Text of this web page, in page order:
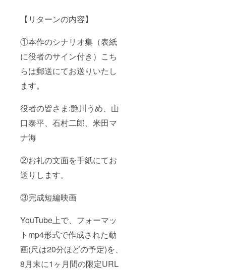
【リターンの内容】
①本作のシナリオ集（表紙
に役者のサイン付き）こち
らは郵送にてお送りいたし
ます。
役者の皆さま:艶川うめ、山
口泰平、石村二郎、米田マ
ナ海
②お礼の文面を手紙にてお
送りします。
③完成短編映画
YouTube上で、フォーマッ
トmp4形式で作成された動
画(尺は20分ほどの予定)を、
8月末に1ヶ月間の限定URL